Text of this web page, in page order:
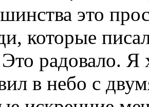
это
которые
радовало. Я
в небо с